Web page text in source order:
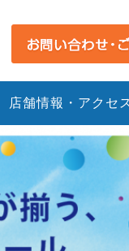
店舗情報・アクセ